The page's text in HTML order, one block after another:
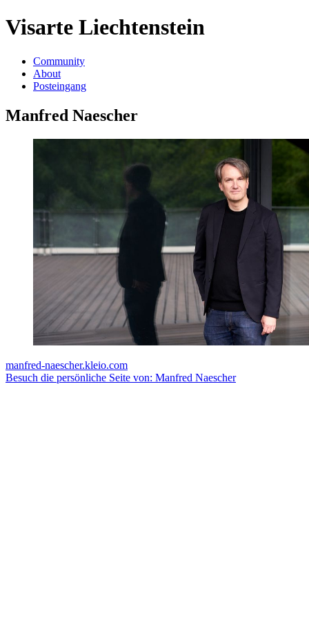
Visarte Liechtenstein
Community
About
Posteingang
Manfred Naescher
manfred-naescher.kleio.com
Besuch die persönliche Seite von: Manfred Naescher